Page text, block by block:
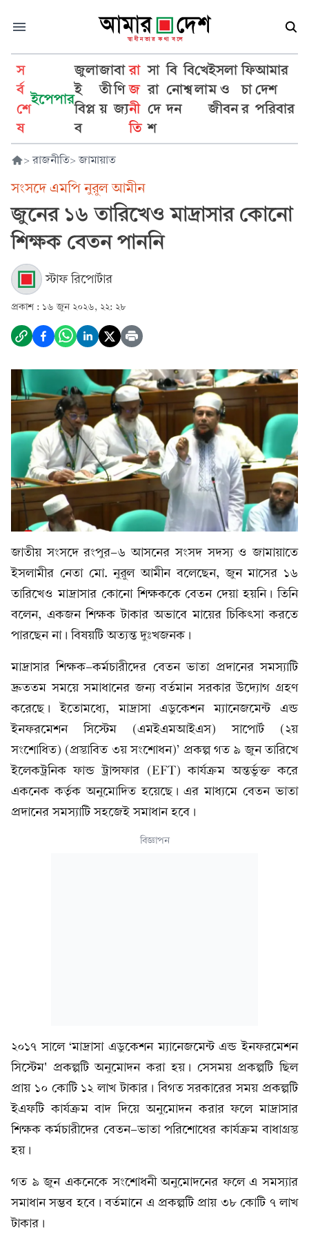
স
র্ব
শে
ষ
ইপেপার
জুলা
ই
বিপ্ল
ব
জা
তী
য়
বা
ণি
জ্য
রা
জ
নী
তি
সা
রা
দে
শ
বি
নো
দন
বি
শ্ব
খে
লা
ইসলা
ম ও
জীবন
ফি
চা
র
আমার
দেশ
পরিবার
> রাজনীতি> জামায়াত
সংসদে এমপি নুরুল আমীন
জুনের ১৬ তারিখেও মাদ্রাসার কোনো
শিক্ষক বেতন পাননি
স্টাফ রিপোর্টার
প্রকাশ : ১৬ জুন ২০২৬, ২২: ২৮
জাতীয় সংসদে রংপুর-৬ আসনের সংসদ সদস্য ও জামায়াতে
ইসলামীর নেতা মো. নুরুল আমীন বলেছেন, জুন‌ মাসের ১৬
তারিখেও মাদ্রাসার কোনো শিক্ষককে বেতন দেয়া হয়নি। তিনি
বলেন, একজন শিক্ষক টাকার অভাবে মায়ের চিকিৎসা করতে
পারছেন না। বিষয়টি অত্যন্ত দুঃখজনক।
মাদ্রাসার শিক্ষক-কর্মচারীদের বেতন ভাতা প্রদানের সমস্যাটি
দ্রুততম সময়ে সমাধানের জন্য বর্তমান সরকার উদ্যোগ গ্রহণ
করেছে। ইতোমধ্যে, মাদ্রাসা এডুকেশন ম্যানেজমেন্ট এন্ড
ইনফরমেশন সিস্টেম (এমইএমআইএস) সাপোর্ট (২য়
সংশোধিত) (প্রস্তাবিত ৩য় সংশোধন)’ প্রকল্প গত ৯ জুন তারিখে
ইলেকট্রনিক ফান্ড ট্রান্সফার (EFT) কার্যক্রম অন্তর্ভুক্ত করে
একনেক কর্তৃক অনুমোদিত হয়েছে। এর মাধ্যমে বেতন ভাতা
প্রদানের সমস্যাটি সহজেই সমাধান হবে।
বিজ্ঞাপন
২০১৭ সালে ‘মাদ্রাসা এডুকেশন ম্যানেজমেন্ট এন্ড ইনফরমেশন
সিস্টেম' প্রকল্পটি অনুমোদন করা হয়। সেসময় প্রকল্পটি ছিল
প্রায় ১০ কোটি ১২ লাখ টাকার। বিগত সরকারের সময় প্রকল্পটি
ইএফটি কার্যক্রম বাদ দিয়ে অনুমোদন করার ফলে মাদ্রাসার
শিক্ষক কর্মচারীদের বেতন-ভাতা পরিশোধের কার্যক্রম বাধাগ্রস্ত
হয়।
গত ৯ জুন একনেকে সংশোধনী অনুমোদনের ফলে এ সমস্যার
সমাধান সম্ভব হবে। বর্তমানে এ প্রকল্পটি প্রায় ৩৮ কোটি ৭ লাখ
টাকার।